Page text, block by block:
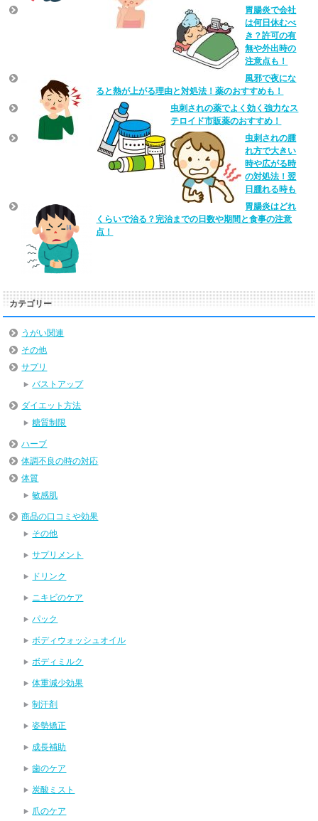
胃腸炎で会社
は何日休むべ
き？許可の有
無や外出時の
注意点も！
風邪で夜にな
ると熱が上がる理由と対処法！薬のおすすめも！
虫刺されの薬でよく効く強力なス
テロイド市販薬のおすすめ！
虫刺されの腫
れ方で大きい
時や広がる時
の対処法！翌
日腫れる時も
胃腸炎はどれ
くらいで治る？完治までの日数や期間と食事の注意
点！
カテゴリー
うがい関連
その他
サプリ
バストアップ
ダイエット方法
糖質制限
ハーブ
体調不良の時の対応
体質
敏感肌
商品の口コミや効果
その他
サプリメント
ドリンク
ニキビのケア
パック
ボディウォッシュオイル
ボディミルク
体重減少効果
制汗剤
姿勢矯正
成長補助
歯のケア
炭酸ミスト
爪のケア